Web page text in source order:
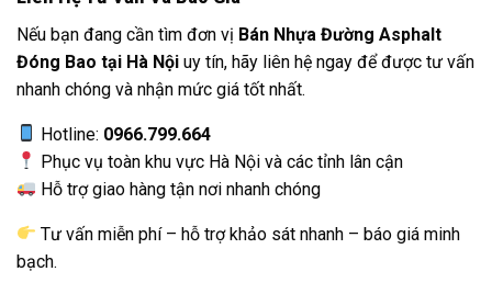
Nếu bạn đang cần tìm đơn vị Bán Nhựa Đường Asphalt
Đóng Bao tại Hà Nội uy tín, hãy liên hệ ngay để được tư vấn
nhanh chóng và nhận mức giá tốt nhất.
Hotline: 0966.799.664
Phục vụ toàn khu vực Hà Nội và các tỉnh lân cận
Hỗ trợ giao hàng tận nơi nhanh chóng
Tư vấn miễn phí – hỗ trợ khảo sát nhanh – báo giá minh
bạch.